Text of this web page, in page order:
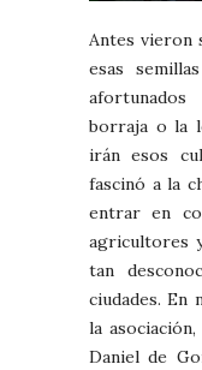
Antes vieron
esas
borraja o la
irán esos
fascinó a la
entrar en
agricultores
tan
ciudades.
la
Daniel de